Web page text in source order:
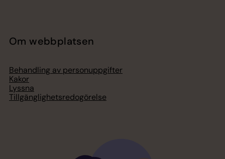
Om webbplatsen
Behandling av personuppgifter
Kakor
Lyssna
Tillgänglighetsredogörelse